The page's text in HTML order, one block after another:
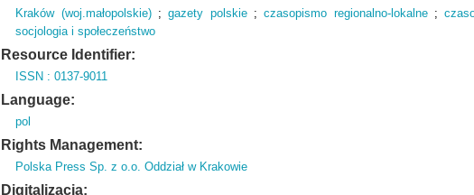
Kraków (woj.małopolskie);gazety polskie;czasopismo regionalno-lokalne;
socjologia i społeczeństwo
Resource Identifier:
ISSN : 0137-9011
Language:
pol
Rights Management:
Polska Press Sp. z o.o. Oddział w Krakowie
Digitalizacja: